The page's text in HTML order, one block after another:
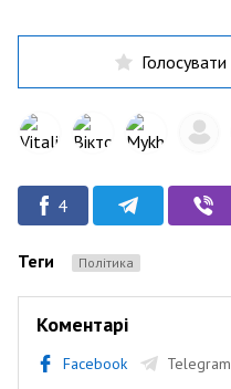
Голосувати
4
Теги Політика
Коментарі
Facebook Telegram